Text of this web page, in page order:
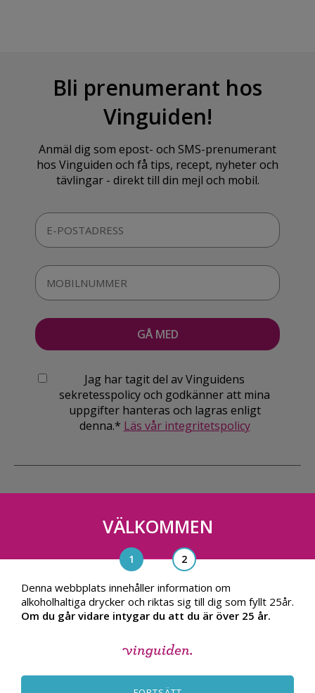
Bli prenumerant hos
Vinguiden!
Anmäl dig som epost- och SMS-prenumerant
hos Vinguiden och få tips, recept, nyheter och
tävlingar - direkt till din mejl och mobil.
Jag har tagit del av Vinguidens
sekretesspolicy och godkänner att mina
uppgifter hanteras och lagras enligt
denna.* Läs vår integritetspolicy
Vinguiden Nordic AB
Blasieholmsgatan 4A, 111 48, Stockholm
info@vinguiden.com
VÄLKOMMEN
Denna webbplats innehåller information om
alkoholhaltiga drycker och riktas sig till dig som fyllt 25år.
Om du går vidare intygar du att du är över 25 år.